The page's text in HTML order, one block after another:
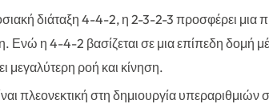
διάταξη 4-4-2, η 2-3-2-3 προσφέρει μια
Ενώ η 4-4-2 βασίζεται σε μια επίπεδη δομή
μεγαλύτερη ροή και κίνηση.
πλεονεκτική στη δημιουργία